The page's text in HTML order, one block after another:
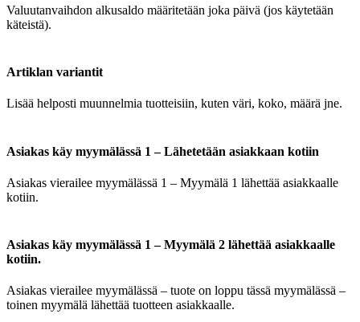
Valuutanvaihdon alkusaldo määritetään joka päivä (jos käytetään
käteistä).
Artiklan variantit
Lisää helposti muunnelmia tuotteisiin, kuten väri, koko, määrä jne.
Asiakas käy myymälässä 1 – Lähetetään asiakkaan kotiin
Asiakas vierailee myymälässä 1 – Myymälä 1 lähettää asiakkaalle
kotiin.
Asiakas käy myymälässä 1 – Myymälä 2 lähettää asiakkaalle
kotiin.
Asiakas vierailee myymälässä – tuote on loppu tässä myymälässä –
toinen myymälä lähettää tuotteen asiakkaalle.